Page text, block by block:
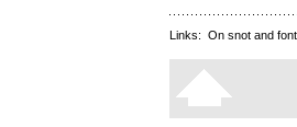
Links: On snot and